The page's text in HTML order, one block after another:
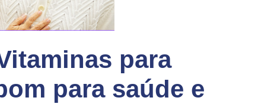
para
para saúde e